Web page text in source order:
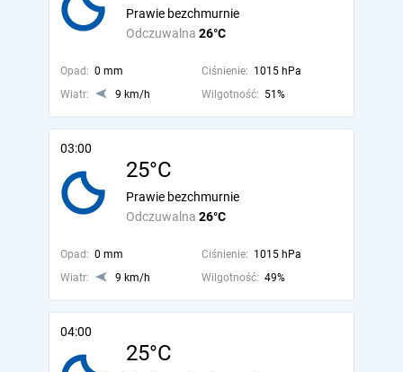
Odczuwalna 26°C
Prawie bezchmurnie
Opad: 0 mm Ciśnienie: 1015 hPa
Wiatr:
9 km/h Wilgotność: 51%
03:00
25°C
Odczuwalna 26°C
Prawie bezchmurnie
Opad: 0 mm Ciśnienie: 1015 hPa
Wiatr:
9 km/h Wilgotność: 49%
04:00
25°C